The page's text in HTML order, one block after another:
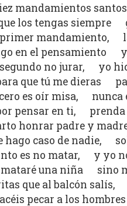
mandamientos
los tengas siempre
mandamiento,
en el pensamiento y
no jurar, yo
que tú me dieras
es oír misa, nunca
pensar en ti, prenda
honrar padre y
hago caso de nadie,
es no matar, y yo
mataré una niña sino
que al balcón salís,
pecar a los